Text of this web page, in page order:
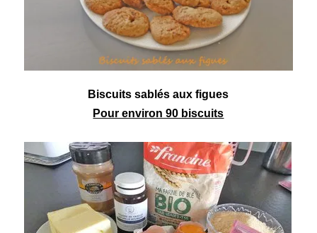
Biscuits sablés auxfigues
Pour environ 90 biscuits